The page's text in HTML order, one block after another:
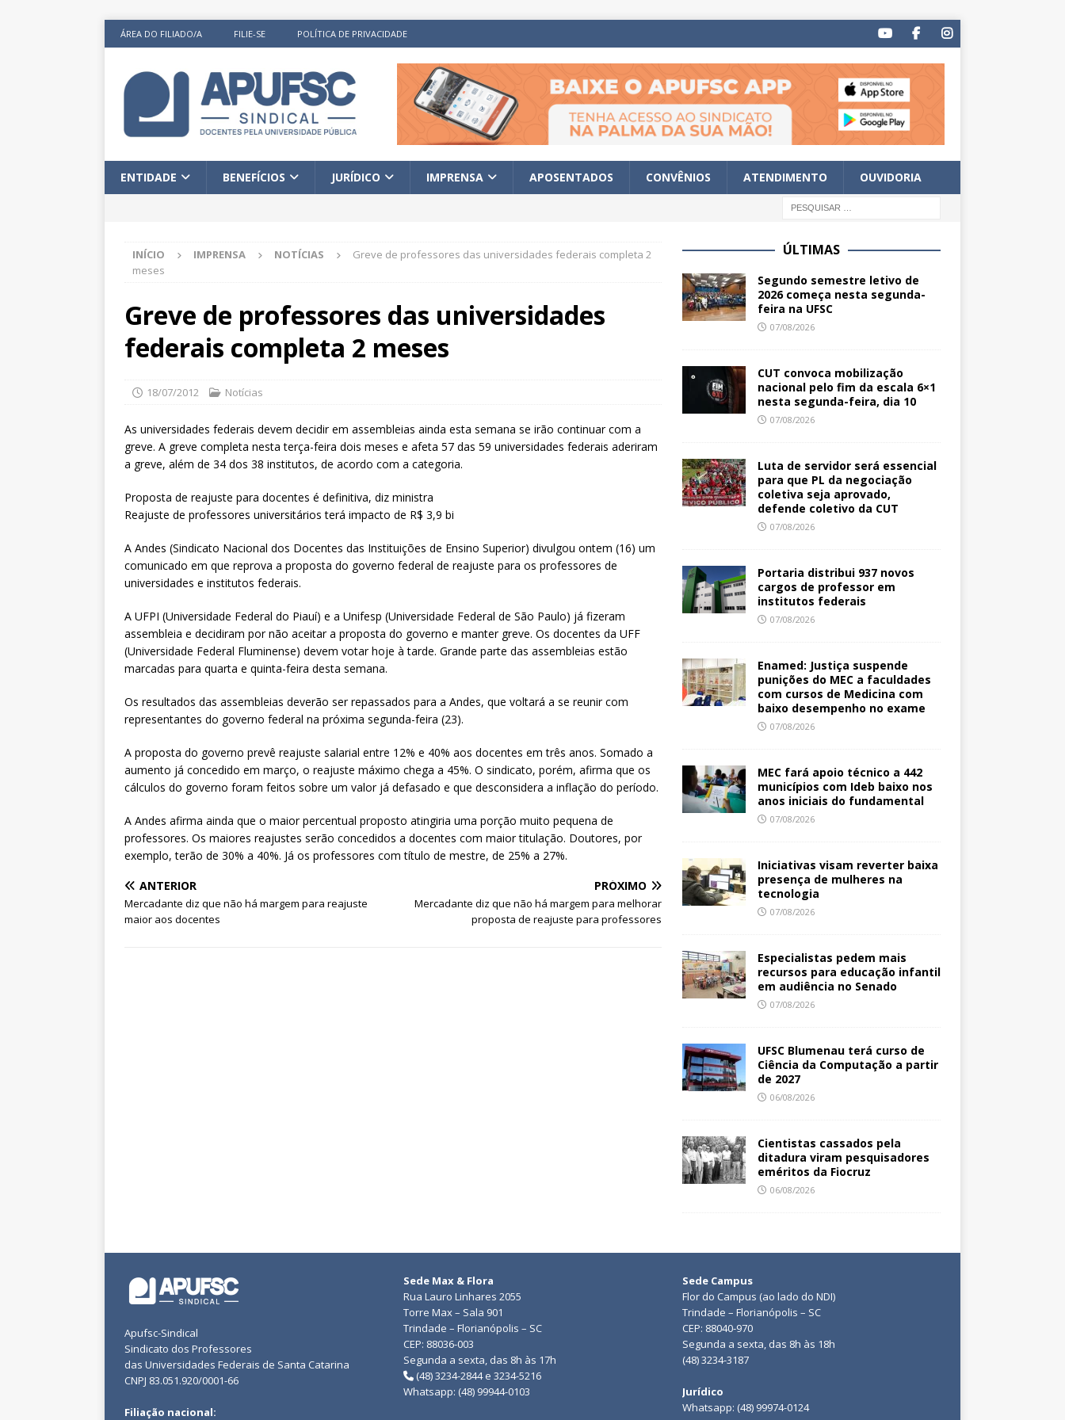
ÁREA DO FILIADO/A FILIE-SE POLÍTICA DE PRIVACIDADE
ENTIDADE BENEFÍCIOS JURÍDICO IMPRENSA APOSENTADOS CONVÊNIOS ATENDIMENTO OUVIDORIA
INÍCIO IMPRENSA NOTÍCIAS
Greve de professores das universidades federais completa 2
meses
Greve de professores das universidades
federais completa 2 meses
18/07/2012 Notícias
As universidades federais devem decidir em assembleias ainda esta semana se irão continuar com a
greve. A greve completa nesta terça-feira dois meses e afeta 57 das 59 universidades federais aderiram
a greve, além de 34 dos 38 institutos, de acordo com a categoria.
Proposta de reajuste para docentes é definitiva, diz ministra
Reajuste de professores universitários terá impacto de R$ 3,9 bi
A Andes (Sindicato Nacional dos Docentes das Instituições de Ensino Superior) divulgou ontem (16) um
comunicado em que reprova a proposta do governo federal de reajuste para os professores de
universidades e institutos federais.
A UFPI (Universidade Federal do Piauí) e a Unifesp (Universidade Federal de São Paulo) já fizeram
assembleia e decidiram por não aceitar a proposta do governo e manter greve. Os docentes da UFF
(Universidade Federal Fluminense) devem votar hoje à tarde. Grande parte das assembleias estão
marcadas para quarta e quinta-feira desta semana.
Os resultados das assembleias deverão ser repassados para a Andes, que voltará a se reunir com
representantes do governo federal na próxima segunda-feira (23).
A proposta do governo prevê reajuste salarial entre 12% e 40% aos docentes em três anos. Somado a
aumento já concedido em março, o reajuste máximo chega a 45%. O sindicato, porém, afirma que os
cálculos do governo foram feitos sobre um valor já defasado e que desconsidera a inflação do período.
A Andes afirma ainda que o maior percentual proposto atingiria uma porção muito pequena de
professores. Os maiores reajustes serão concedidos a docentes com maior titulação. Doutores, por
exemplo, terão de 30% a 40%. Já os professores com título de mestre, de 25% a 27%.
ANTERIOR
Mercadante diz que não há margem para reajuste
maior aos docentes
PRÓXIMO
Mercadante diz que não há margem para melhorar
proposta de reajuste para professores
ÚLTIMAS
Segundo semestre letivo de
2026 começa nesta segunda-
feira na UFSC
07/08/2026
CUT convoca mobilização
nacional pelo fim da escala 6×1
nesta segunda-feira, dia 10
07/08/2026
Luta de servidor será essencial
para que PL da negociação
coletiva seja aprovado,
defende coletivo da CUT
07/08/2026
Portaria distribui 937 novos
cargos de professor em
institutos federais
07/08/2026
Enamed: Justiça suspende
punições do MEC a faculdades
com cursos de Medicina com
baixo desempenho no exame
07/08/2026
MEC fará apoio técnico a 442
municípios com Ideb baixo nos
anos iniciais do fundamental
07/08/2026
Iniciativas visam reverter baixa
presença de mulheres na
tecnologia
07/08/2026
Especialistas pedem mais
recursos para educação infantil
em audiência no Senado
07/08/2026
UFSC Blumenau terá curso de
Ciência da Computação a partir
de 2027
06/08/2026
Cientistas cassados pela
ditadura viram pesquisadores
eméritos da Fiocruz
06/08/2026
Apufsc-Sindical
Sindicato dos Professores
das Universidades Federais de Santa Catarina
CNPJ 83.051.920/0001-66
Filiação nacional:
Sede Max & Flora
Rua Lauro Linhares 2055
Torre Max – Sala 901
Trindade – Florianópolis – SC
CEP: 88036-003
Segunda a sexta, das 8h às 17h
(48) 3234-2844 e 3234-5216
Whatsapp: (48) 99944-0103
Sede Campus
Flor do Campus (ao lado do NDI)
Trindade – Florianópolis – SC
CEP: 88040-970
Segunda a sexta, das 8h às 18h
(48) 3234-3187
Jurídico
Whatsapp: (48) 99974-0124